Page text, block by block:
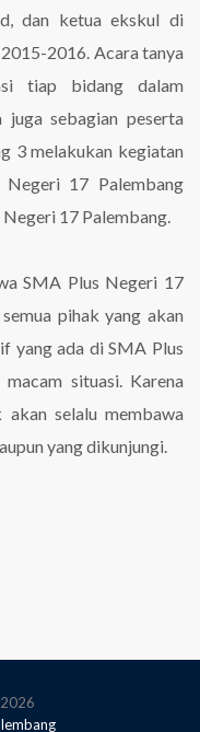
dan ketua ekskul di
2015-2016. Acara tanya
tiap bidang dalam
sebagian peserta
3 melakukan kegiatan
17 Palembang
17 Palembang.
SMA Plus Negeri 17
pihak yang akan
yang ada di SMA Plus
situasi. Karena
selalu membawa
yang dikunjungi.